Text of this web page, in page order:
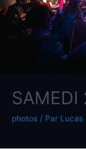
SAMEDI
photos / Par Lucas